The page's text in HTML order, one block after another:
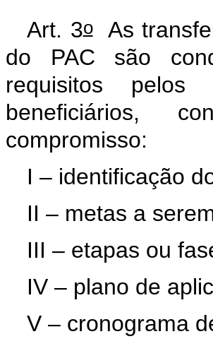
Art. 3oAs
do PAC são
requisitos pelos
beneficiários,
I – identificação
II – metas a
III – etapas ou
IV – plano de
V – cronograma